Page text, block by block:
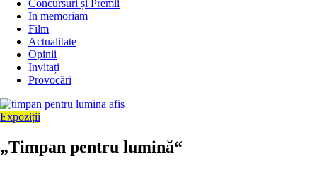
Concursuri și Premii
In memoriam
Film
Actualitate
Opinii
Invitați
Provocări
Expoziții
„Timpan pentru lumină“